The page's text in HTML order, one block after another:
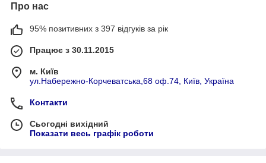
Про нас
95% позитивних з 397 відгуків за рік
Працює з 30.11.2015
м. Київ
ул.Набережно-Корчеватська,68 оф.74, Київ, Україна
Контакти
Сьогодні вихідний
Показати весь графік роботи